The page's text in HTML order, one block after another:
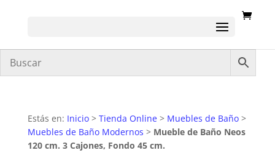
Estás en: Inicio> Tienda Online> Muebles de Baño>
Muebles de Baño Modernos > Mueble de Baño Neos
120 cm. 3 Cajones, Fondo 45 cm.